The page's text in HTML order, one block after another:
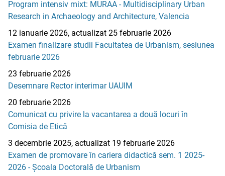
Program intensiv mixt: MURAA - Multidisciplinary Urban
Research in Archaeology and Architecture, Valencia
12 ianuarie 2026, actualizat 25 februarie 2026
Examen finalizare studii Facultatea de Urbanism, sesiunea
februarie 2026
23 februarie 2026
Desemnare Rector interimar UAUIM
20 februarie 2026
Comunicat cu privire la vacantarea a două locuri în
Comisia de Etică
3 decembrie 2025, actualizat 19 februarie 2026
Examen de promovare în cariera didactică sem. 1 2025-
2026 - Școala Doctorală de Urbanism